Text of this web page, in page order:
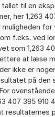
til en
her 1,263
muligheden for
f.eks. ved
som 1,263
at læse
ikke er
på den
407 395 910
resultaternes